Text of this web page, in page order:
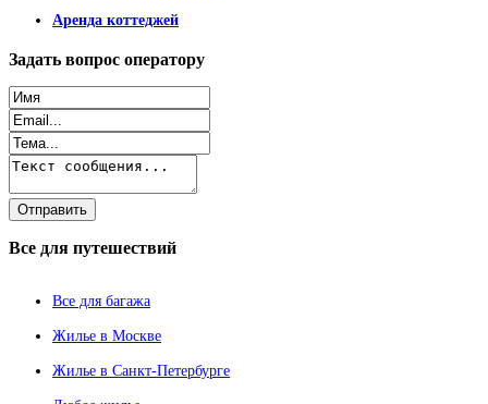
Аренда коттеджей
Задать вопрос оператору
Все для путешествий
Все для багажа
Жилье в Москве
Жилье в Санкт-Петербурге